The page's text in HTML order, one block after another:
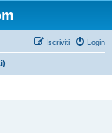
Login
Iscriviti